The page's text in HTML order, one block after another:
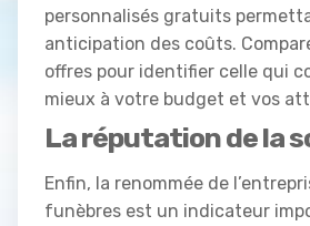
personnalisés gratuits
anticipation des coûts.
offres pour identifier celle qui
mieux à votre budget et vos
La réputation de la
Enfin, la renommée de
funèbres est un indicateur